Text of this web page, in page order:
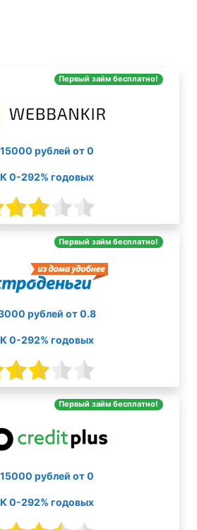
Первый займ бесплатно!
рублей от 0
0-292% годовых
Первый займ бесплатно!
рублей от 0.8
0-292% годовых
Первый займ бесплатно!
рублей от 0
0-292% годовых